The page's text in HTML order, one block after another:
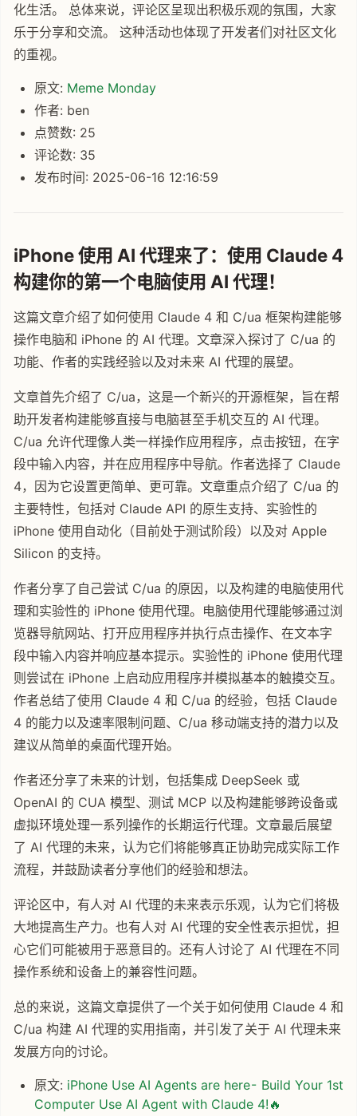
化生活。 总体来说，评论区呈现出积极乐观的氛围，大家
乐于分享和交流。 这种活动也体现了开发者们对社区文化
的重视。
原文: Meme Monday
作者: ben
点赞数: 25
评论数: 35
发布时间: 2025-06-16 12:16:59
iPhone 使用 AI 代理来了：使用 Claude 4
构建你的第一个电脑使用 AI 代理！
这篇文章介绍了如何使用 Claude 4 和 C/ua 框架构建能够
操作电脑和 iPhone 的 AI 代理。文章深入探讨了 C/ua 的
功能、作者的实践经验以及对未来 AI 代理的展望。
文章首先介绍了 C/ua，这是一个新兴的开源框架，旨在帮
助开发者构建能够直接与电脑甚至手机交互的 AI 代理。
C/ua 允许代理像人类一样操作应用程序，点击按钮，在字
段中输入内容，并在应用程序中导航。作者选择了 Claude
4，因为它设置更简单、更可靠。文章重点介绍了 C/ua 的
主要特性，包括对 Claude API 的原生支持、实验性的
iPhone 使用自动化（目前处于测试阶段）以及对 Apple
Silicon 的支持。
作者分享了自己尝试 C/ua 的原因，以及构建的电脑使用代
理和实验性的 iPhone 使用代理。电脑使用代理能够通过浏
览器导航网站、打开应用程序并执行点击操作、在文本字
段中输入内容并响应基本提示。实验性的 iPhone 使用代理
则尝试在 iPhone 上启动应用程序并模拟基本的触摸交互。
作者总结了使用 Claude 4 和 C/ua 的经验，包括 Claude
4 的能力以及速率限制问题、C/ua 移动端支持的潜力以及
建议从简单的桌面代理开始。
作者还分享了未来的计划，包括集成 DeepSeek 或
OpenAI 的 CUA 模型、测试 MCP 以及构建能够跨设备或
虚拟环境处理一系列操作的长期运行代理。文章最后展望
了 AI 代理的未来，认为它们将能够真正协助完成实际工作
流程，并鼓励读者分享他们的经验和想法。
评论区中，有人对 AI 代理的未来表示乐观，认为它们将极
大地提高生产力。也有人对 AI 代理的安全性表示担忧，担
心它们可能被用于恶意目的。还有人讨论了 AI 代理在不同
操作系统和设备上的兼容性问题。
总的来说，这篇文章提供了一个关于如何使用 Claude 4 和
C/ua 构建 AI 代理的实用指南，并引发了关于 AI 代理未来
发展方向的讨论。
原文: iPhone Use AI Agents are here - Build Your 1st
Computer Use AI Agent with Claude 4!🔥